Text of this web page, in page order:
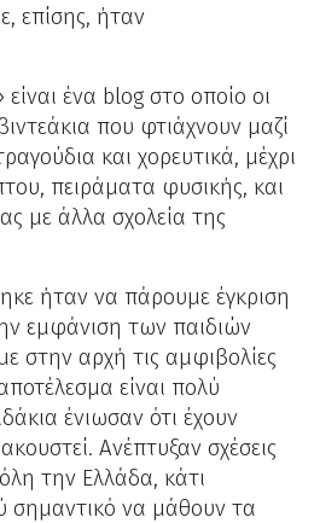
επίσης, ήταν
ένα blog στο οποίο οι
που φτιάχνουν μαζί
και χορευτικά, μέχρι
πειράματα φυσικής, και
με άλλα σχολεία της
ήταν να πάρουμε έγκριση
εμφάνιση των παιδιών
στην αρχή τις αμφιβολίες
είναι πολύ
ένιωσαν ότι έχουν
Ανέπτυξαν σχέσεις
την Ελλάδα, κάτι
σημαντικό να μάθουν τα